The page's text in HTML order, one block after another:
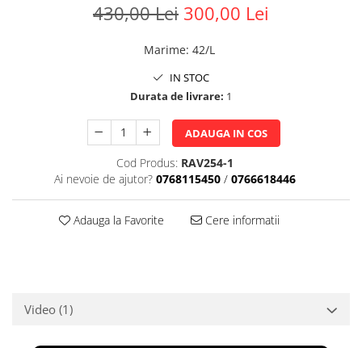
430,00 Lei 300,00 Lei
Marime: 42/L
IN STOC
Durata de livrare: 1
ADAUGA IN COS
Cod Produs: RAV254-1
Ai nevoie de ajutor? 0768115450 / 0766618446
Adauga la Favorite Cere informatii
Video (1)